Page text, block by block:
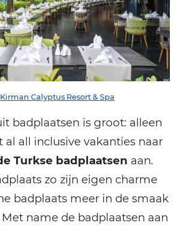
Kirman Calyptus Resort & Spa
badplaatsen is groot: alleen
al all inclusive vakanties naar
Turkse badplaatsen aan.
zo zijn eigen charme
badplaats meer in de smaak
name de badplaatsen aan